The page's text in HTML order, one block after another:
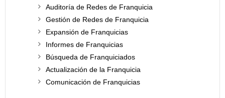
Auditoría de Redes de Franquicia
Gestión de Redes de Franquicia
Expansión de Franquicias
Informes de Franquicias
Búsqueda de Franquiciados
Actualización de la Franquicia
Comunicación de Franquicias